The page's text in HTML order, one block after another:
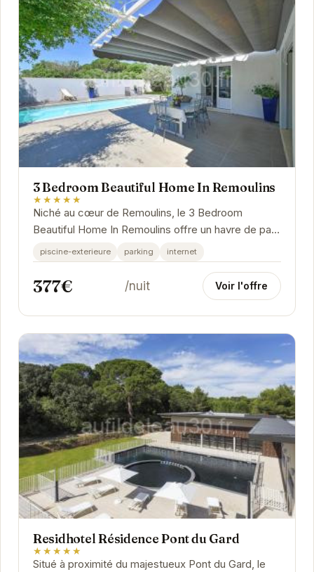
3 Bedroom Beautiful Home In Remoulins
★★★★★
Niché au cœur de Remoulins, le 3 Bedroom
Beautiful Home In Remoulins offre un havre de paix
idéal pour se ressourcer.
piscine-exterieure parking internet
377€ /nuit Voir l'offre
Residhotel Résidence Pont du Gard
★★★★★
Situé à proximité du majestueux Pont du Gard, le